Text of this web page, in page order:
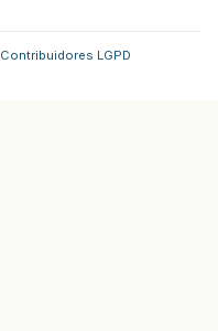
Contribuidores LGPD